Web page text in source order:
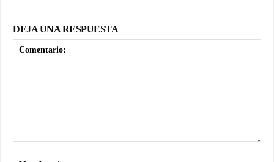
DEJA UNA RESPUESTA